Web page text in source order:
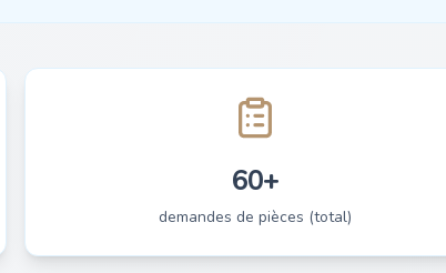
60+
demandes de pièces (total)